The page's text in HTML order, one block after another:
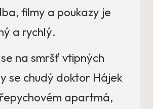
filmy a poukazy je
a rychlý.
na smršť vtipných
se chudý doktor Hájek
apartmá,